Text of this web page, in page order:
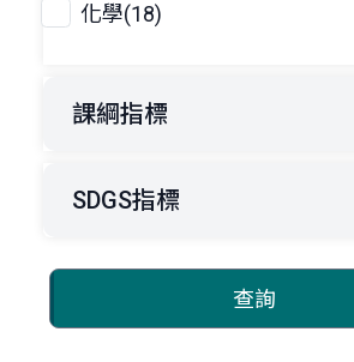
化學(18)
課綱指標
SDGS指標
查詢